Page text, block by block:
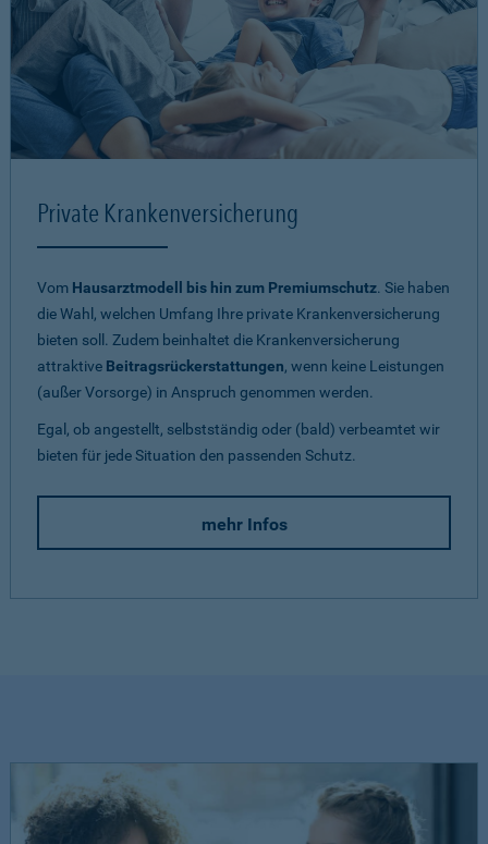
Private Krankenversicherung
Vom Hausarztmodell bis hin zum Premiumschutz. Sie haben
die Wahl, welchen Umfang Ihre private Krankenversicherung
bieten soll. Zudem beinhaltet die Krankenversicherung
attraktive Beitragsrückerstattungen, wenn keine Leistungen
(außer Vorsorge) in Anspruch genommen werden.
Egal, ob angestellt, selbstständig oder (bald) verbeamtet wir
bieten für jede Situation den passenden Schutz.
mehr Infos